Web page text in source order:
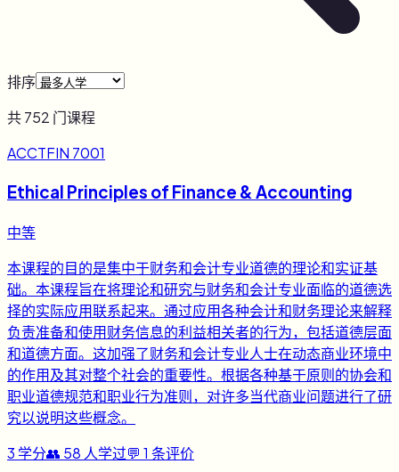
排序
共752 门课程
ACCTFIN 7001
Ethical Principles of Finance & Accounting
中等
本课程的目的是集中于财务和会计专业道德的理论和实证基
础。本课程旨在将理论和研究与财务和会计专业面临的道德选
择的实际应用联系起来。通过应用各种会计和财务理论来解释
负责准备和使用财务信息的利益相关者的行为，包括道德层面
和道德方面。这加强了财务和会计专业人士在动态商业环境中
的作用及其对整个社会的重要性。根据各种基于原则的协会和
职业道德规范和职业行为准则，对许多当代商业问题进行了研
究以说明这些概念。
3 学分👥 58 人学过💬 1 条评价